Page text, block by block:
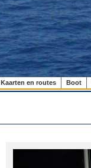
Kaarten en routes Boot